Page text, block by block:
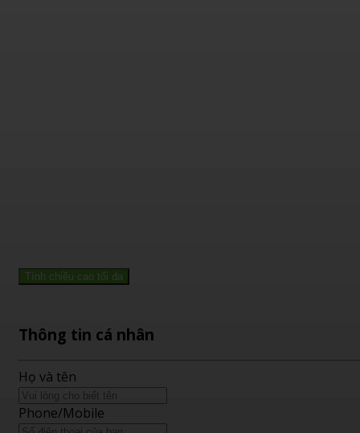
Tính chiều cao tối đa
Thông tin cá nhân
Họ và tên
Phone/Mobile